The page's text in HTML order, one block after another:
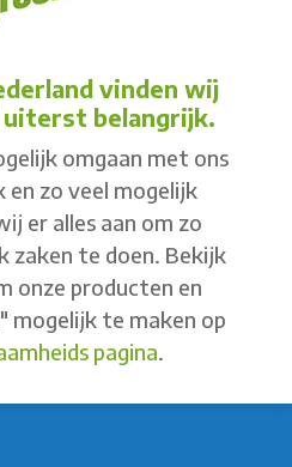
vinden wij
uiterst belangrijk.
omgaan met ons
en zo veel mogelijk
er alles aan om zo
zaken te doen. Bekijk
onze producten en
mogelijk te maken op
pagina.